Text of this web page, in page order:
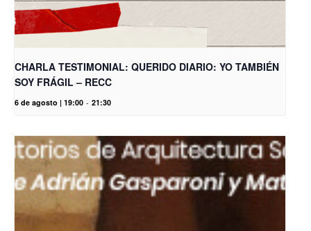
CHARLA TESTIMONIAL: QUERIDO DIARIO: YO TAMBIÉN
SOY FRÁGIL – RECC
6 de agosto | 19:00 - 21:30